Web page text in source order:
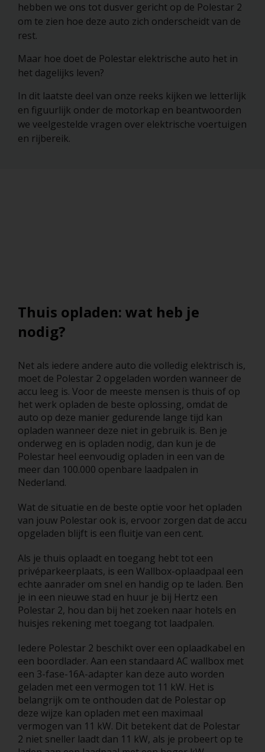
hebben we ons tot dusver gericht op de Polestar 2
om te zien hoe deze auto zich onderscheidt van de
rest.
Maar hoe doet de Polestar elektrische auto het in
het dagelijks leven?
In dit laatste deel van onze reeks kijken we letterlijk
en figuurlijk onder de motorkap en beantwoorden
we veelgestelde vragen over elektrische voertuigen
en rijbereik.
Thuis opladen: wat heb je
nodig?
Net als iedere andere auto die volledig elektrisch is,
moet de Polestar 2 opgeladen worden wanneer de
accu leeg is. Voor de meeste mensen is thuis of op
het werk opladen de beste oplossing, omdat de
auto op deze manier gedurende lange tijd kan
opladen wanneer deze niet in gebruik is. Ben je
onderweg en is opladen nodig, dan kun je de
Polestar heel eenvoudig opladen in een van de
meer dan 100.000 openbare laadpalen in
Nederland.
Wat de situatie en de beste optie voor het opladen
van jouw Polestar ook is, ervoor zorgen dat de accu
opgeladen blijft is een fluitje van een cent.
Als je thuis oplaadt en toegang hebt tot een
privéparkeerplaats, is een Wallbox-oplaadpaal een
echte aanrader om snel en handig op te laden. Ben
je in een nieuwe stad en huur je bij Hertz een
Polestar 2, hou dan bij het zoeken naar hotels en
huisjes rekening met toegang tot laadpalen.
Iedere Polestar 2 beschikt over een oplaadkabel en
een boordlader. Aan een standaard AC wallbox met
een 3-fase-16A-adapter kan deze auto worden
geladen met een vermogen tot 11 kW. Het is
belangrijk om te onthouden dat de Polestar op
deze wijze kan opladen met een maximaal
vermogen van 11 kW. Dit betekent dat de Polestar
2 niet sneller laadt dan 11 kW, als je probeert op te